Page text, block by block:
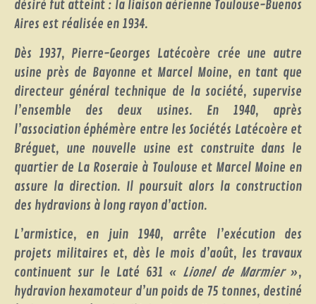
désiré fut atteint : la liaison aérienne Toulouse-Buenos
Aires est réalisée en 1934.
Dès 1937, Pierre-Georges Latécoère crée une autre
usine près de Bayonne et Marcel Moine, en tant que
directeur général technique de la société, supervise
l’ensemble des deux usines. En 1940, après
l’association éphémère entre les Sociétés Latécoère et
Bréguet, une nouvelle usine est construite dans le
quartier de La Roseraie à Toulouse et Marcel Moine en
assure la direction. Il poursuit alors la construction
des hydravions à long rayon d’action.
L’armistice, en juin 1940, arrête l’exécution des
projets militaires et, dès le mois d’août, les travaux
continuent sur le Laté 631 « Lionel de Marmier»,
hydravion hexamoteur d’un poids de 75 tonnes, destiné